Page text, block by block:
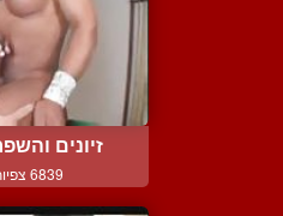
זיונים
6839 צפיות